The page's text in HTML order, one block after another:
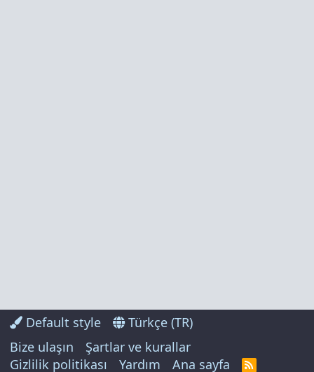
Default style
Türkçe (TR)
Bize ulaşın
Şartlar ve kurallar
Gizlilik politikası
Yardım Ana sayfa
R